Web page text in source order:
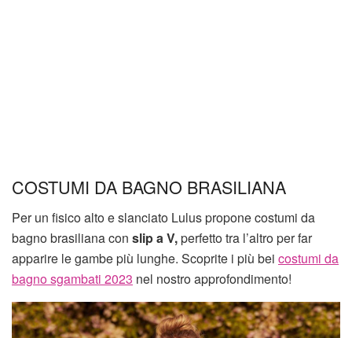
COSTUMI DA BAGNO BRASILIANA
Per un fisico alto e slanciato Lulus propone costumi da
bagno brasiliana con slip a V,perfetto tra l’altro per far
apparire le gambe più lunghe. Scoprite i più bei costumi da
bagno sgambati 2023 nel nostro approfondimento!